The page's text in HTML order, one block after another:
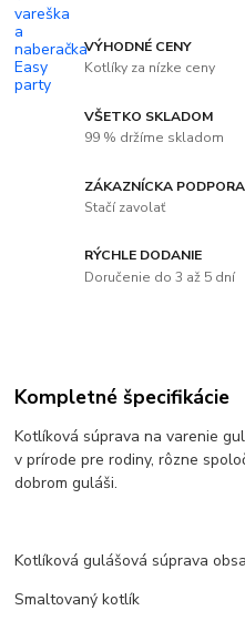
VÝHODNÉ CENY
Kotlíky za nízke ceny
VŠETKO SKLADOM
99 % držíme skladom
ZÁKAZNÍCKA PODPORA
Stačí zavolať
RÝCHLE DODANIE
Doručenie do 3 až 5 dní
Kompletné špecifikácie
Kotlíková súprava na varenie
v prírode pre rodiny, rôzne
dobrom guláši.
Kotlíková gulášová súprava
Smaltovaný kotlík